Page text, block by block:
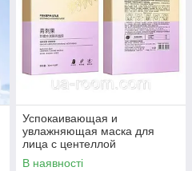
Успокаивающая и
увлажняющая маска для
лица с центеллой
FaYanKou,30 мл × 10 шт.
В наявності